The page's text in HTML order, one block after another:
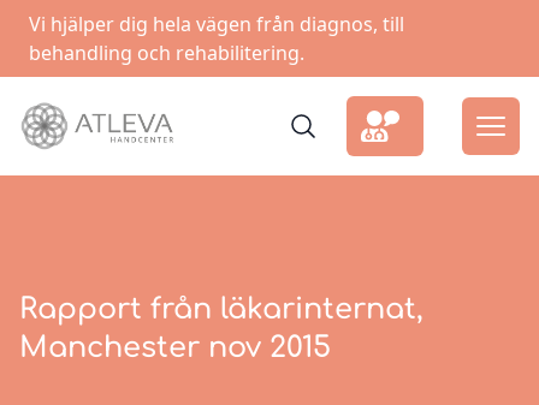
Vi hjälper dig hela vägen från diagnos, till
behandling och rehabilitering.
Rapport från läkarinternat,
Manchester nov 2015